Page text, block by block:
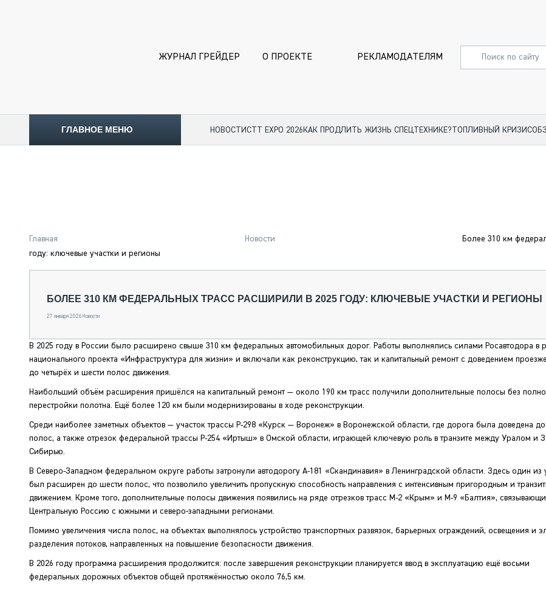
ЖУРНАЛ ГРЕЙДЕР О ПРОЕКТЕ РЕКЛАМОДАТЕЛЯМ
ГЛАВНОЕ МЕНЮ НОВОСТИCTT EXPO 2026 КАК ПРОДЛИТЬ ЖИЗНЬ СПЕЦТЕХНИКЕ?ТОПЛИВНЫЙ КРИЗИС
ОБЗОР РЫНКА
ГРУЗОПЕРЕВОЗКИ
ИСПЫТАТЕЛИ
ТЕХНОЛОГИИ
ДОРОЖНАЯ ИНДУСТРИЯ
СЕРВИСМЕНЫ
Главная Новости
Более 310 км
году: ключевые участки и регионы
БОЛЕЕ 310 КМ ФЕДЕРАЛЬНЫХ ТРАСС РАСШИРИЛИ В 2025 ГОДУ: КЛЮЧЕВЫЕ УЧАСТКИ И РЕГИОНЫ
27 января 2026 Новости
В 2025 году в России было расширено свыше 310 км федеральных автомобильных дорог. Работы выполнялись силами Росавтодора в
национального проекта «Инфраструктура для жизни» и включали как реконструкцию, так и капитальный ремонт с доведением
до четырёх и шести полос движения.
Наибольший объём расширения пришёлся на капитальный ремонт — около 190 км трасс получили дополнительные полосы без
перестройки полотна. Ещё более 120 км были модернизированы в ходе реконструкции.
Среди наиболее заметных объектов — участок трассы Р-298 «Курск — Воронеж» в Воронежской области, где дорога была доведена
полос, а также отрезок федеральной трассы Р-254 «Иртыш» в Омской области, играющей ключевую роль в транзите между Уралом и
Сибирью.
В Северо-Западном федеральном округе работы затронули автодорогу А-181 «Скандинавия» в Ленинградской области. Здесь один из
был расширен до шести полос, что позволило увеличить пропускную способность направления с интенсивным пригородным и
движением. Кроме того, дополнительные полосы движения появились на ряде отрезков трасс М-2 «Крым» и М-9 «Балтия»,
Центральную Россию с южными и северо-западными регионами.
Помимо увеличения числа полос, на объектах выполнялось устройство транспортных развязок, барьерных ограждений, освещения и
разделения потоков, направленных на повышение безопасности движения.
В 2026 году программа расширения продолжится: после завершения реконструкции планируется ввод в эксплуатацию ещё восьми
федеральных дорожных объектов общей протяжённостью около 76,5 км.